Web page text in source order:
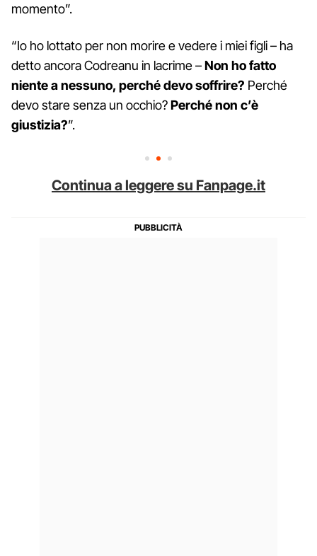
momento”.
“Io ho lottato per non morire e vedere i miei figli – ha
detto ancora Codreanu in lacrime –Non ho fatto
niente a nessuno, perché devo soffrire? Perché
devo stare senza un occhio?Perché non c’è
giustizia?”.
Continua a leggere su Fanpage.it